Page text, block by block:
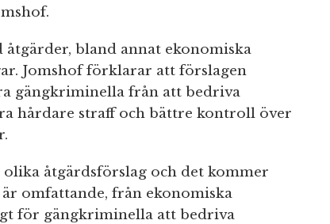
bland annat ekonomiska
Jomshof förklarar att förslagen
gängkriminella från att bedriva
hårdare straff och bättre kontroll över
åtgärdsförslag och det kommer
omfattande, från ekonomiska
för gängkriminella att bedriva